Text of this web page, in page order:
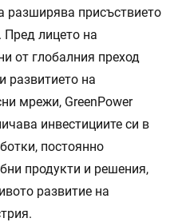
разширява присъствието
лицето на
от глобалния преход
развитието на
мрежи, GreenPower
инвестициите си в
постоянно
продукти и решения,
развитие на